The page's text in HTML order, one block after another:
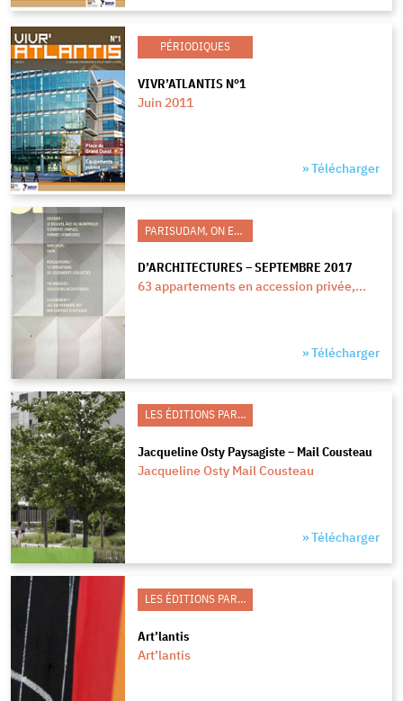
PÉRIODIQUES
VIVR’ATLANTIS N°1
Juin 2011
» Télécharger
PARISUDAM, ON EN PARLE
D’ARCHITECTURES – SEPTEMBRE 2017
63 appartements en accession privée,...
» Télécharger
LES ÉDITIONS PARISUDAM
Jacqueline Osty Paysagiste – Mail Cousteau
Jacqueline Osty Mail Cousteau
» Télécharger
LES ÉDITIONS PARISUDAM
Art’lantis
Art’lantis